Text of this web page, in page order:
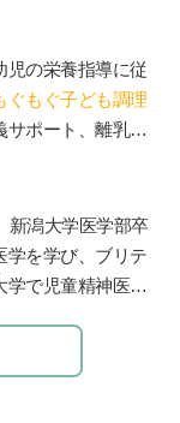
感じる。その
日本の教育は本当
というさらなる強
ンテッソーリ教
ソーリ教育を学
Montessori Pare
ュニティ”Ｐａ
初著書「モンテッ
月に「モンテッ
クブック」(宝島
児の栄養指導に従
ぐもぐ子ども調理
サポート、離乳
新潟大学医学部卒
学を学び、ブリテ
学で児童精神医学
どで多数の臨床に
、幼稚園、学